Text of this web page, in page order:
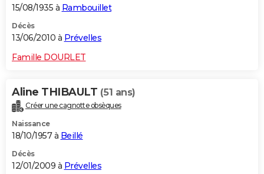
15/08/1935 à Rambouillet
Décès
13/06/2010 à Prévelles
Famille DOURLET
Aline THIBAULT (51 ans)
Créer une cagnotte obsèques
Naissance
18/10/1957 à Beillé
Décès
12/01/2009 à Prévelles